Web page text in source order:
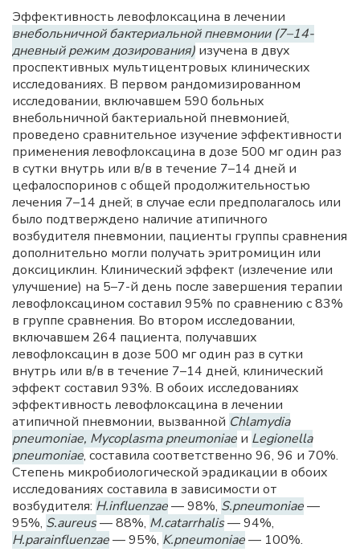
Эффективность левофлоксацина в лечении
внебольничной бактериальной пневмонии (7–14-
дневный режим дозирования) изучена в двух
проспективных мультицентровых клинических
исследованиях. В первом рандомизированном
исследовании, включавшем 590 больных
внебольничной бактериальной пневмонией,
проведено сравнительное изучение эффективности
применения левофлоксацина в дозе 500 мг один раз
в сутки внутрь или в/в в течение 7–14 дней и
цефалоспоринов с общей продолжительностью
лечения 7–14 дней; в случае если предполагалось или
было подтверждено наличие атипичного
возбудителя пневмонии, пациенты группы сравнения
дополнительно могли получать эритромицин или
доксициклин. Клинический эффект (излечение или
улучшение) на 5–7-й день после завершения терапии
левофлоксацином составил 95% по сравнению с 83%
в группе сравнения. Во втором исследовании,
включавшем 264 пациента, получавших
левофлоксацин в дозе 500 мг один раз в сутки
внутрь или в/в в течение 7–14 дней, клинический
эффект составил 93%. В обоих исследованиях
эффективность левофлоксацина в лечении
атипичной пневмонии, вызванной Chlamydia
pneumoniae, Mycoplasma pneumoniae и Legionella
pneumoniae, составила соответственно 96, 96 и 70%.
Степень микробиологической эрадикации в обоих
исследованиях составила в зависимости от
возбудителя: H.influenzae— 98%, S.pneumoniae—
95%, S.aureus— 88%, M.catarrhalis— 94%,
H.parainfluenzae— 95%, K.pneumoniae— 100%.